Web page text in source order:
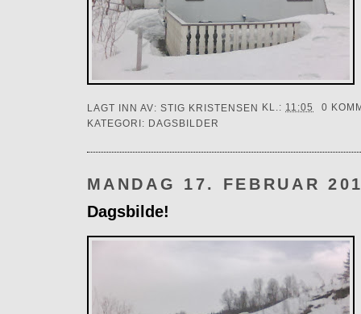
LAGT INN AV: STIG KRISTENSEN KL.: 11:05
0
KATEGORI: DAGSBILDER
MANDAG 17. FEBRUAR
Dagsbilde!